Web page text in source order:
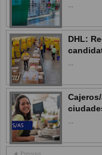
...
DHL:
...
...
◄ Previous